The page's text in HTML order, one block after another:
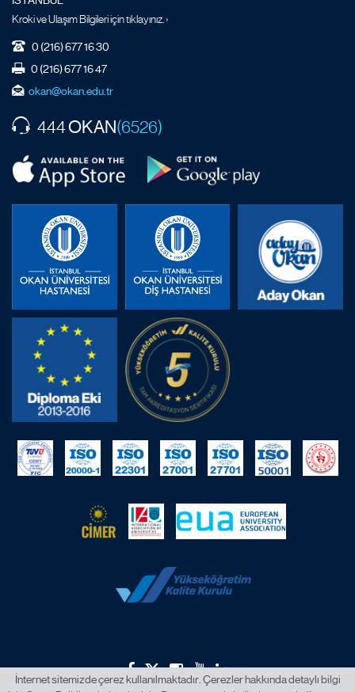
Kroki ve Ulaşım Bilgileri için tıklayınız. ›
0 (216) 677 16 30
0 (216) 677 16 47
okan@okan.edu.tr
444OKAN(6526)
İnternet sitemizde çerez kullanılmaktadır. Çerezler hakkında detaylı bilgi